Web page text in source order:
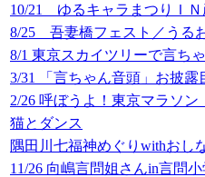
10/21 ゆるキャラまつりＩＮ
8/25 吾妻橋フェスト／うる
8/1 東京スカイツリーで言ち
3/31 「言ちゃん音頭」お披露
2/26 呼ぼうよ！東京マラソ
猫とダンス
隅田川七福神めぐりwithおし
11/26 向嶋言問姐さんin言問